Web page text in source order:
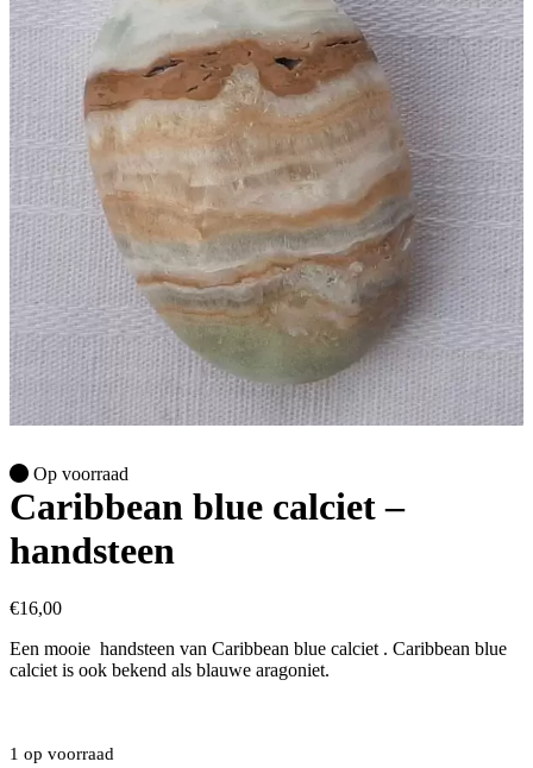
Op voorraad
Caribbean blue calciet –
handsteen
€16,00
Een mooie handsteen van Caribbean blue calciet . Caribbean blue
calciet is ook bekend als blauwe aragoniet.
1 op voorraad